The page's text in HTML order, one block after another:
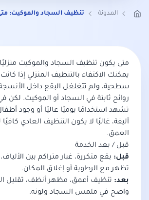
المدونة تنظيف السجاد والموكيت:
متى يكون تنظيف السجاد والموكيت منزليًا
يمكنك الاكتفاء بالتنظيف المنزلي إذا
سطحية، ولم تتغلغل البقع داخل
روائح ثابتة في السجاد أو الموكيت. لكن في
تشهد استخدامًا يوميًا عاليًا أو وجود
أليفة، غالبًا لا يكون التنظيف العادي
العمق.
قبل / بعد الخدمة
قبل: بقع متكررة، غبار متراكم بين
تظهر مع الرطوبة أو إغلاق المكان.
بعد: تنظيف أعمق، مظهر أنظف، تقليل
واضح في ملمس السجاد ولونه.